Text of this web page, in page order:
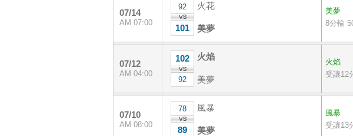
07/14
AM 07:00
92
101
火花
美夢
美夢
8分輸
07/12
AM 04:00
102
92
火焰
美夢
火焰
受讓12
07/10
AM 08:00
78
89
風暴
美夢
風暴
受讓13